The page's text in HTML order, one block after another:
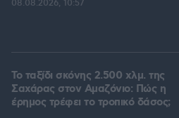
08.08.2026, 10:57
Το ταξίδι σκόνης 2.500 χλμ. της
Σαχάρας στον Αμαζόνιο: Πώς η
έρημος τρέφει το τροπικό δάσος;